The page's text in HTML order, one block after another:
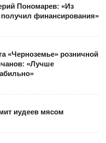
Пономарев: «Из
финансирования»
«Черноземье» розничной
«Лучше
иудеев мясом